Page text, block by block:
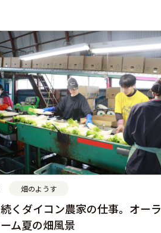
畑のようす
くダイコン農家の仕事。オーラ
ム夏の畑風景